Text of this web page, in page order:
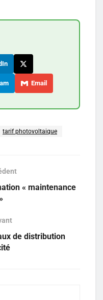
Email
tarif photovoltaique
« maintenance
de distribution